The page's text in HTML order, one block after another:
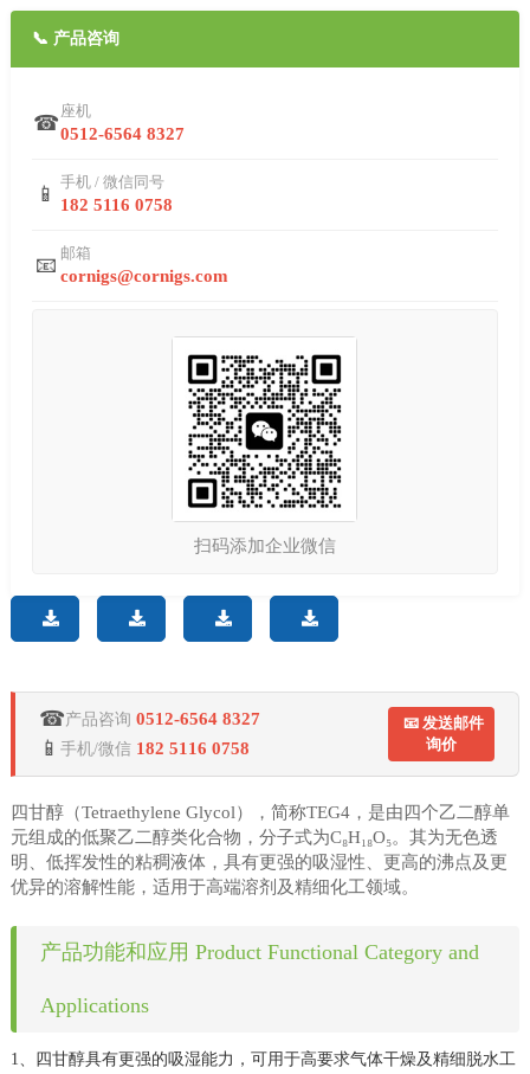
📞 产品咨询
☎
座机
0512-6564 8327
📱
手机 / 微信同号
182 5116 0758
📧
邮箱
cornigs@cornigs.com
扫码添加企业微信
☎产品咨询 0512-6564 8327
📱 手机/微信 182 5116 0758
📧 发送邮件
询价
四甘醇（Tetraethylene Glycol），简称TEG4，是由四个乙二醇单
元组成的低聚乙二醇类化合物，分子式为C₈H₁₈O₅。其为无色透
明、低挥发性的粘稠液体，具有更强的吸湿性、更高的沸点及更
优异的溶解性能，适用于高端溶剂及精细化工领域。
产品功能和应用 Product Functional Category and
Applications
1、四甘醇具有更强的吸湿能力，可用于高要求气体干燥及精细脱水工